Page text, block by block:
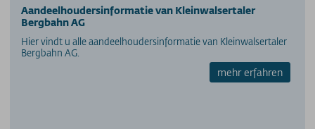
Aandeelhoudersinformatie van Kleinwalsertaler
Bergbahn AG
Hier vindt u alle aandeelhoudersinformatie van Kleinwalsertaler
Bergbahn AG.
mehr erfahren